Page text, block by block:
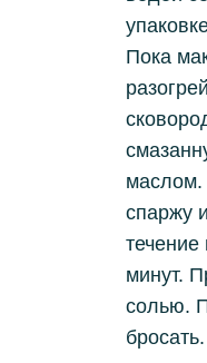
Пока
маслом.
спаржу
течение
минут.
солью.
бросать.